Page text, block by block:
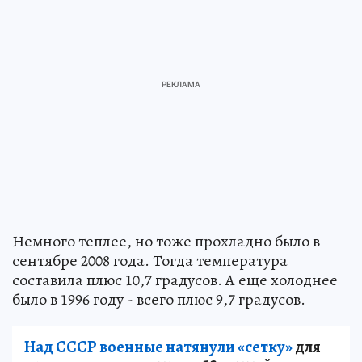
Немного теплее, но тоже прохладно было в
сентябре 2008 года. Тогда температура
составила плюс 10,7 градусов. А еще холоднее
было в 1996 году - всего плюс 9,7 градусов.
Над СССР военные натянули «сетку»для